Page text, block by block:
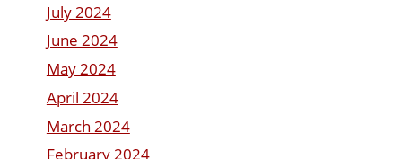
July 2024
June 2024
May 2024
April 2024
March 2024
February 2024